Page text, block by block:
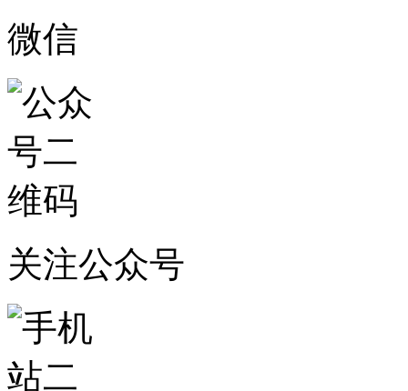
微信
关注公众号